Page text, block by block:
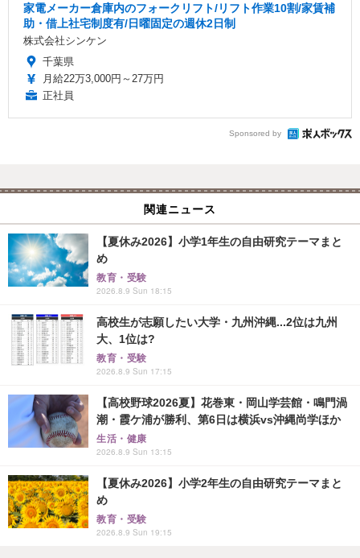
家電メーカー倉庫内のフォークリフト/リフト作業10割/家賃補
助・借上社宅制度有/日曜固定の週休2日制
株式会社シンケン
千葉県
月給22万3,000円～27万円
正社員
Sponsored by
関連ニュース
【夏休み2026】小学1年生の自由研究テーマまと
め
教育・受験
2026.8.9 Sun 18:15
高校生が志願したい大学・九州沖縄...2位は九州
大、1位は?
教育・受験
2026.8.9 Sun 17:15
【高校野球2026夏】花巻東・岡山学芸館・鳴門渦
潮・霞ケ浦が勝利、第6日は横浜vs沖縄尚学ほか
生活・健康
2026.8.9 Sun 13:15
【夏休み2026】小学2年生の自由研究テーマまと
め
教育・受験
2026.8.9 Sun 19:15